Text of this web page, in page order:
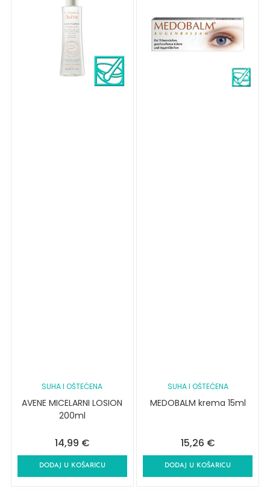
SUHA I OŠTEĆENA
AVENE MICELARNI LOSION
200ml
14,99 €
DODAJ U KOŠARICU
SUHA I OŠTEĆENA
MEDOBALM krema 15ml
15,26 €
DODAJ U KOŠARICU